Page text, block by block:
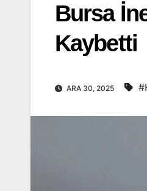
Bursa
Kaybetti
ARA 30, 2025